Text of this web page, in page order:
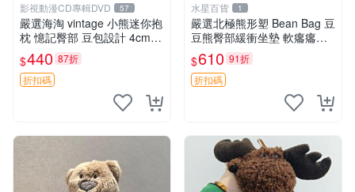
影視動漫CD專輯DVD 57
嚴選海淘 vintage 小熊迷你抱
枕 憶記臀部 豆包設計 4cm
高 推薦收藏 迷你豆包小熊、
高臀部、豆袋抱枕
$440 87折
折扣碼
水星百貨 1
嚴選北極熊形塑 Bean Bag 豆
豆熊臀部緩衝坐墊 軟癟癟舒
壓設計 保暖又實用 適合久坐
放松 推薦居家使用 RUSS系
列 豆豆熊屁屁坐墊 3D顆粒結
$610 91折
折扣碼